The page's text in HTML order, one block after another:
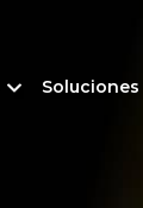
Soluciones